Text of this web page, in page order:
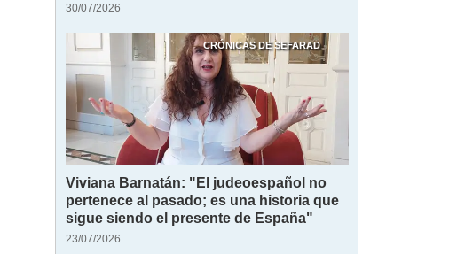
30/07/2026
CRÓNICAS DE SEFARAD
Viviana Barnatán: "El judeoespañol no
pertenece al pasado; es una historia que
sigue siendo el presente de España"
23/07/2026